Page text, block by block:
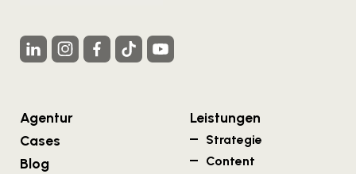
Agentur
Cases
Blog
Leistungen
Strategie
Content